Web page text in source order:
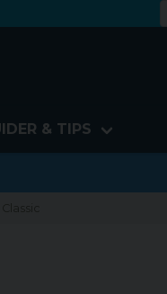
& TIPS